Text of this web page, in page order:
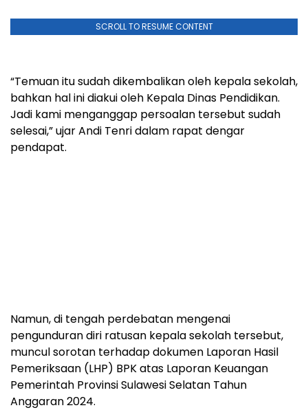
SCROLL TO RESUME CONTENT
“Temuan itu sudah dikembalikan oleh kepala sekolah,
bahkan hal ini diakui oleh Kepala Dinas Pendidikan.
Jadi kami menganggap persoalan tersebut sudah
selesai,” ujar Andi Tenri dalam rapat dengar
pendapat.
Namun, di tengah perdebatan mengenai
pengunduran diri ratusan kepala sekolah tersebut,
muncul sorotan terhadap dokumen Laporan Hasil
Pemeriksaan (LHP) BPK atas Laporan Keuangan
Pemerintah Provinsi Sulawesi Selatan Tahun
Anggaran 2024.